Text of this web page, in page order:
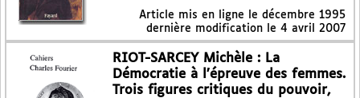
Article mis en ligne le décembre 1995
dernière modification le 4 avril 2007
RIOT-SARCEY Michèle : La
Démocratie à l’épreuve des femmes.
Trois figures critiques du pouvoir,